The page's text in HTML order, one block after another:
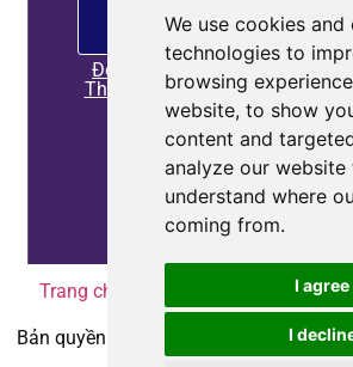
We use cookies
technologies to
browsing
website, to show
content and
analyze our
understand where
coming from.
I agree
I
Đọc
Thêm
Trang chủ Chính sách bảo mật|
Bản quyền © 2010-2025 Coepower.com